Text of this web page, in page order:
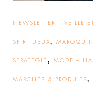
NEWSLETTER – VEILLE
SPIRITUEUX,
STRATÉGIE , MODE –
MARCHÉS & PRODUITS,